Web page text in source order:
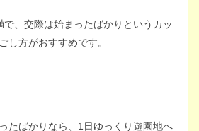
で、交際は始まったばかりというカッ
し方がおすすめです。
たばかりなら、1日ゆっくり遊園地へ